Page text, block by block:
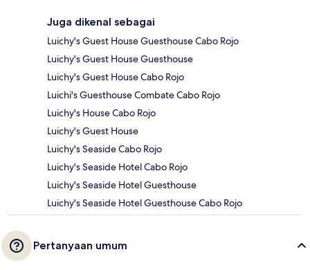
Juga dikenal sebagai
Luichy's Guest House Guesthouse Cabo Rojo
Luichy's Guest House Guesthouse
Luichy's Guest House Cabo Rojo
Luichi's Guesthouse Combate Cabo Rojo
Luichy's House Cabo Rojo
Luichy's Guest House
Luichy's Seaside Cabo Rojo
Luichy's Seaside Hotel Cabo Rojo
Luichy's Seaside Hotel Guesthouse
Luichy's Seaside Hotel Guesthouse Cabo Rojo
Pertanyaan umum